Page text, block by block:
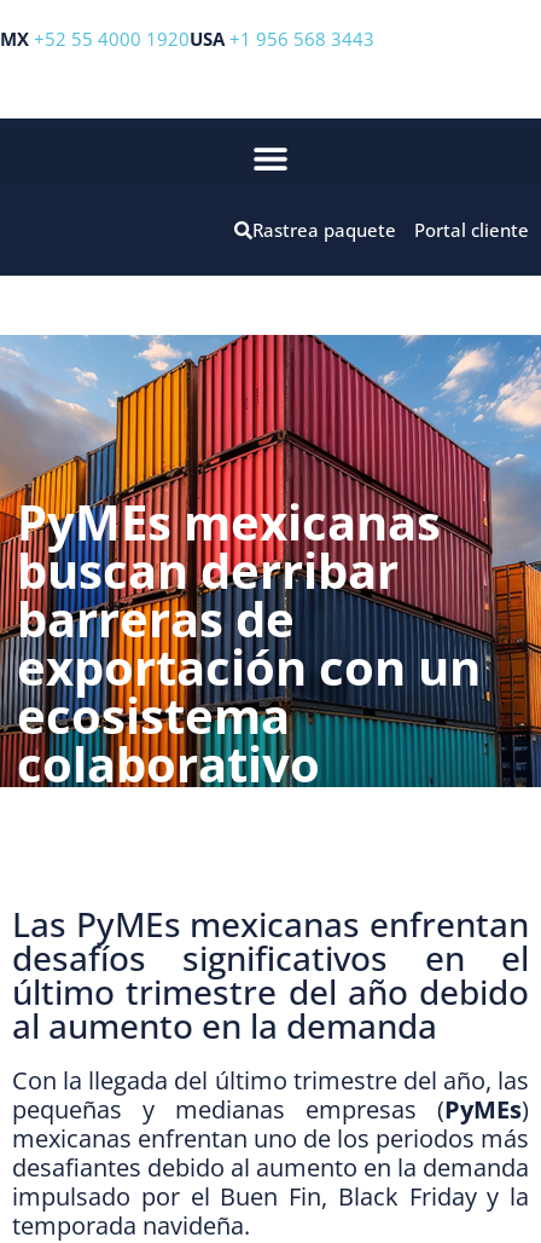
MX +52 55 4000 1920USA +1 956 568 3443
Portal cliente
Rastrea paquete
PyMEs mexicanas
buscan derribar
barreras de
exportación con un
ecosistema
colaborativo
Las PyMEs mexicanas enfrentan
desafíos significativos en el
último trimestre del año debido
al aumento en la demanda
Con la llegada del último trimestre del año, las
pequeñas y medianas empresas (PyMEs)
mexicanas enfrentan uno de los periodos más
desafiantes debido al aumento en la demanda
impulsado por el Buen Fin, Black Friday y la
temporada navideña.